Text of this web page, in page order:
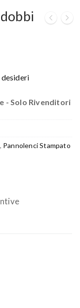
- Solo Rivenditori
, Pannolenci Stampato